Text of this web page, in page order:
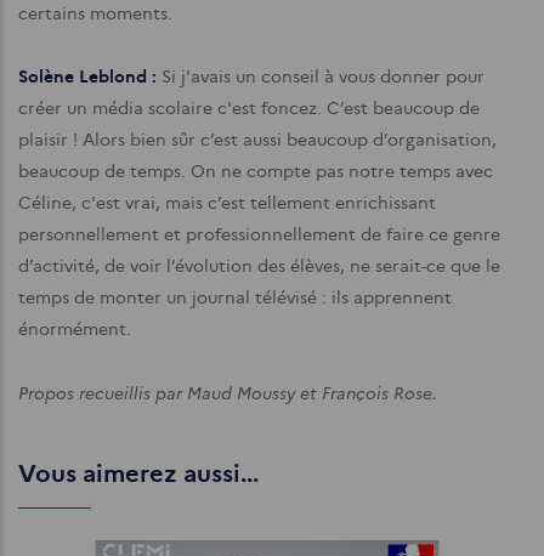
certains moments.
Solène Leblond : Si j'avais un conseil à vous donner pour
créer un média scolaire c'est foncez. C’est beaucoup de
plaisir ! Alors bien sûr c’est aussi beaucoup d’organisation,
beaucoup de temps. On ne compte pas notre temps avec
Céline, c'est vrai, mais c’est tellement enrichissant
personnellement et professionnellement de faire ce genre
d’activité, de voir l’évolution des élèves, ne serait-ce que le
temps de monter un journal télévisé : ils apprennent
énormément.
Propos recueillis par Maud Moussy et François Rose.
Vous aimerez aussi...